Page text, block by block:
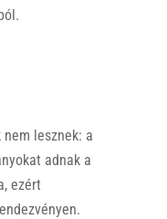
lesznek: a
adnak a
ezért